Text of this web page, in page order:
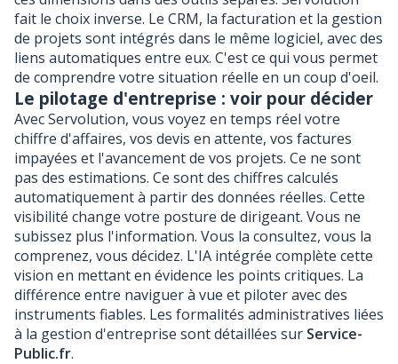
fait le choix inverse. Le CRM, la facturation et la gestion
de projets sont intégrés dans le même logiciel, avec des
liens automatiques entre eux. C'est ce qui vous permet
de comprendre votre situation réelle en un coup d'oeil.
Le pilotage d'entreprise : voir pour décider
Avec Servolution, vous voyez en temps réel votre
chiffre d'affaires, vos devis en attente, vos factures
impayées et l'avancement de vos projets. Ce ne sont
pas des estimations. Ce sont des chiffres calculés
automatiquement à partir des données réelles. Cette
visibilité change votre posture de dirigeant. Vous ne
subissez plus l'information. Vous la consultez, vous la
comprenez, vous décidez. L'IA intégrée complète cette
vision en mettant en évidence les points critiques. La
différence entre naviguer à vue et piloter avec des
instruments fiables. Les formalités administratives liées
à la gestion d'entreprise sont détaillées sur Service-
Public.fr.